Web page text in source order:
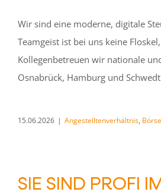
Wir sind eine moderne, digitale
Teamgeist ist bei uns keine
Kollegenbetreuen wir nationale
Osnabrück, Hamburg und
15.06.2026 | Angestelltenverhältnis,
SIE SIND PROFI